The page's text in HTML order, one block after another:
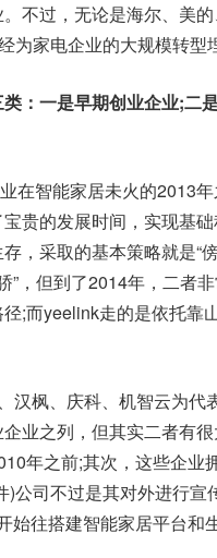
不过，无论是海尔、美
家电企业的大规模转型
：一是早期创业企业;二
在智能家居未火的2013
贵的发展时间，实现基
，采取的基本策略就是“
，但到了2014年，二者
;而yeelink走的是依托靠
汉枫、庆科、机智云为代
业之列，但其实二者有
年之前;其次，这些企业
公司不过是其对外进行宣
往搭建智能家居平台和